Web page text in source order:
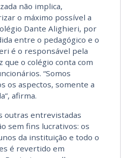
não implica,
o máximo possível a
Dante Alighieri, por
entre o pedagógico e o
é o responsável pela
o colégio conta com
“Somos
os aspectos, somente a
afirma.
outras entrevistadas
sem fins lucrativos: os
da instituição e todo o
é revertido em